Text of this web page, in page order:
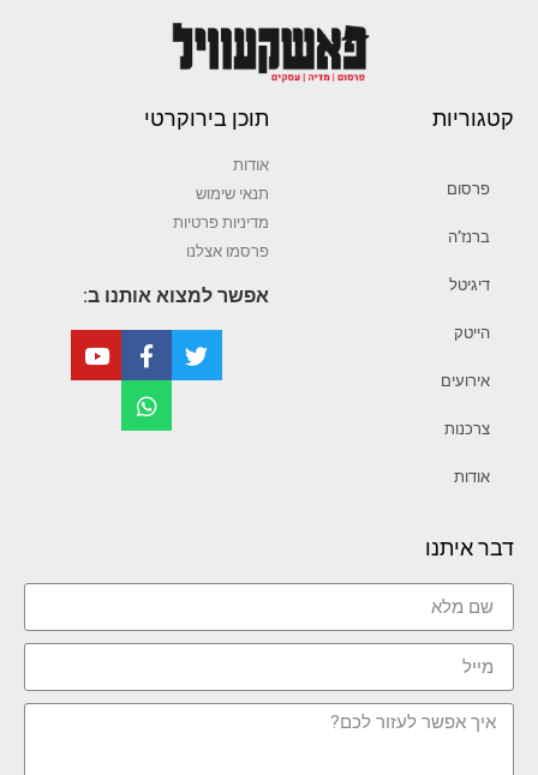
קטגוריות
פרסום
ברנז’ה
דיגיטל
הייטק
אירועים
צרכנות
אודות
תוכן בירוקרטי
אודות
תנאי שימוש
מדיניות פרטיות
פרסמו אצלנו
אפשר למצוא אותנו ב:
דבר איתנו